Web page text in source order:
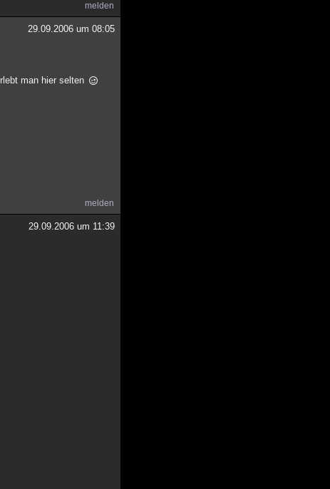
melden
29.09.2006 um 08:05
man hier selten
melden
29.09.2006 um 11:39